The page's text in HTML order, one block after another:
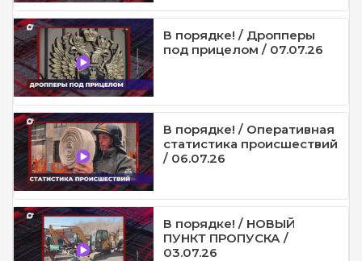
В порядке! / Дропперы
под прицелом / 07.07.26
В порядке! / Оперативная
статистика происшествий
/ 06.07.26
В порядке! / НОВЫЙ
ПУНКТ ПРОПУСКА /
03.07.26